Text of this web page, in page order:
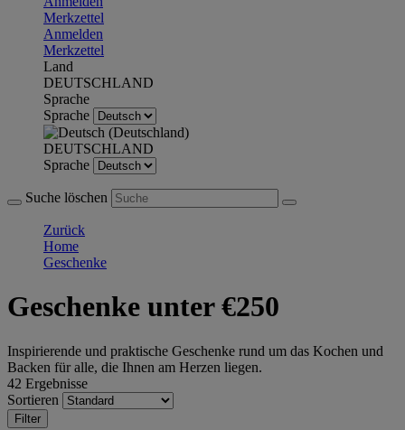
Merkzettel
Anmelden
Merkzettel
Land
DEUTSCHLAND
Sprache
Sprache
DEUTSCHLAND
Sprache
Suche löschen
Zurück
Home
Geschenke
Geschenke unter €250
Inspirierende und praktische Geschenke rund um das Kochen und
Backen für alle, die Ihnen am Herzen liegen.
42 Ergebnisse
Sortieren
Filter